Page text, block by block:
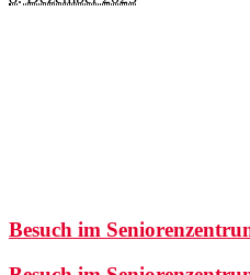
Besuch im